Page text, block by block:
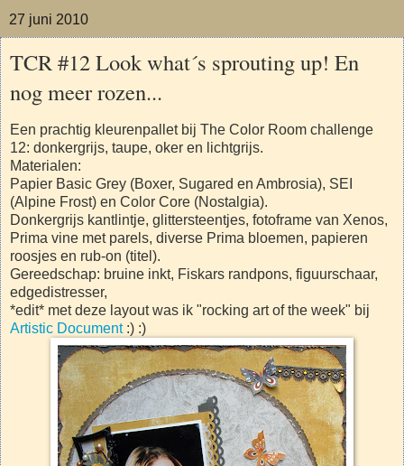
27 juni 2010
TCR #12 Look what´s sprouting up! En
nog meer rozen...
Een prachtig kleurenpallet bij The Color Room challenge
12: donkergrijs, taupe, oker en lichtgrijs.
Materialen:
Papier Basic Grey (Boxer, Sugared en Ambrosia), SEI
(Alpine Frost) en Color Core (Nostalgia).
Donkergrijs kantlintje, glittersteentjes, fotoframe van Xenos,
Prima vine met parels, diverse Prima bloemen, papieren
roosjes en rub-on (titel).
Gereedschap: bruine inkt, Fiskars randpons, figuurschaar,
edgedistresser,
*edit* met deze layout was ik "rocking art of the week" bij
Artistic Document:) :)